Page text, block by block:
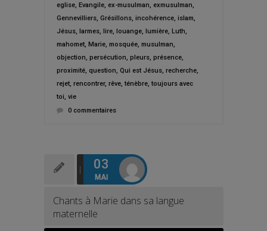
eglise, Evangile, ex-musulman exmusulman
Gennevilliers, Grésillons, incohérence, islam
Jésus, larmes, lire, louange, lumière, Luth
mahomet, Marie, mosquée, musulman
objection persécution pleurs, présence,
proximité, question Qui est Jésus, recherche,
rejet, rencontrer, rêve, ténèbre, toujours avec
toi vie
0 commentaires
03
MAI
Chants à Marie dans sa langue
maternelle